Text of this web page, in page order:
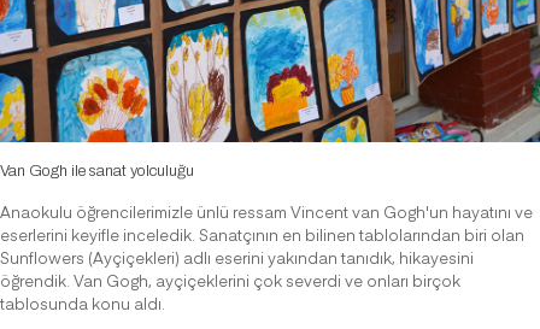
Van Gogh ile sanat yolculuğu
Anaokulu öğrencilerimizle ünlü ressam Vincent van Gogh'un hayatını ve
eserlerini keyifle inceledik. Sanatçının en bilinen tablolarından biri olan
Sunflowers (Ayçiçekleri) adlı eserini yakından tanıdık, hikayesini
öğrendik. Van Gogh, ayçiçeklerini çok severdi ve onları birçok
tablosunda konu aldı.